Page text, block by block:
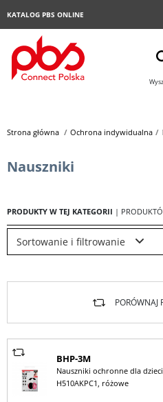
KATALOG PBS ONLINE
Strona główna> Ochrona indywidualna>
Nauszniki
PRODUKTY W TEJ KATEGORII |
Sortowanie i filtrowanie
PORÓWNAJ
BHP-3M
Nauszniki ochronne dla dzieci
H510AKPC1, różowe